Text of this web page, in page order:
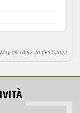
06 10:57:20 CEST 2022